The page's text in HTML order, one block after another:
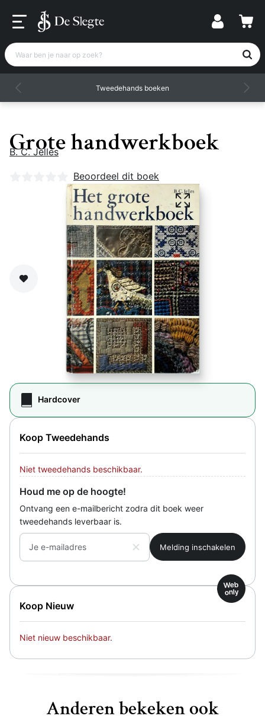
Waar ben je naar op zoek?
Tweedehands boeken
Grote handwerkboek
B. C. Jelles
Nog geen beoordelingen
Beoordeel dit boek
Zet op verlanglijst
Hardcover
Koop Tweedehands
Niet tweedehands beschikbaar.
Houd me op de hoogte!
Ontvang een e-mailbericht zodra dit boek weer
tweedehands leverbaar is.
Je e-mailadres
Koop Nieuw
Web
only
Niet nieuw beschikbaar.
Anderen bekeken ook